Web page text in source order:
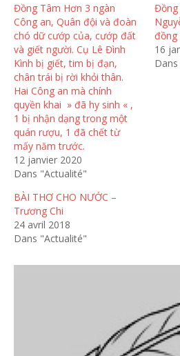
Đồng Tâm Hơn 3 ngàn
Công an, Quân đội và đoàn
chó dữ cướp của, cướp đất
và giết người. Cụ Lê Đình
Kình bị giết, tim bị đạn,
chân trái bị rời khỏi thân.
Hai Công an mà chính
quyền khai » đã hy sinh « ,
1 bị nhận dạng trong một
quán rượu, 1 đã chết từ
mấy năm trước.
12 janvier 2020
Dans "Actualité"
Đồng
đồng
16
BÀI THƠ CHO NƯỚC –
Trương Chi
24 avril 2018
Dans "Actualité"